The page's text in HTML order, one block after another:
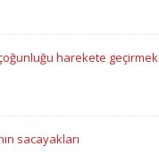
harekete geçirmek
sacayakları